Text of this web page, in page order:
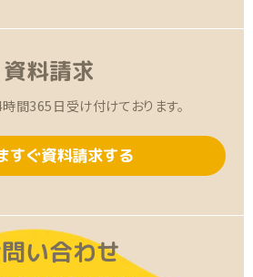
資料請求
間365日受け付けております。
すぐ資料請求する
い合わせ